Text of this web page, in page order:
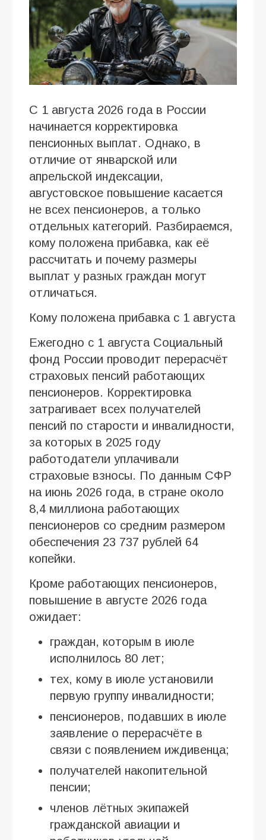
С 1 августа 2026 года в России
начинается корректировка
пенсионных выплат. Однако, в
отличие от январской или
апрельской индексации,
августовское повышение касается
не всех пенсионеров, а только
отдельных категорий. Разбираемся,
кому положена прибавка, как её
рассчитать и почему размеры
выплат у разных граждан могут
отличаться.
Кому положена прибавка с 1 августа
Ежегодно с 1 августа Социальный
фонд России проводит перерасчёт
страховых пенсий работающих
пенсионеров. Корректировка
затрагивает всех получателей
пенсий по старости и инвалидности,
за которых в 2025 году
работодатели уплачивали
страховые взносы. По данным СФР
на июнь 2026 года, в стране около
8,4 миллиона работающих
пенсионеров со средним размером
обеспечения 23 737 рублей 64
копейки.
Кроме работающих пенсионеров,
повышение в августе 2026 года
ожидает:
граждан, которым в июле
исполнилось 80 лет;
тех, кому в июле установили
первую группу инвалидности;
пенсионеров, подавших в июле
заявление о перерасчёте в
связи с появлением иждивенца;
получателей накопительной
пенсии;
членов лётных экипажей
гражданской авиации и